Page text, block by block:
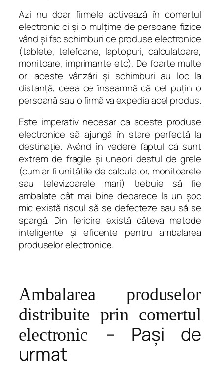
Azi nu doar firmele activează în comertul
electronic ci și o mulțime de persoane fizice
vând și fac schimburi de produse electronice
(tablete, telefoane, laptopuri, calculatoare,
monitoare, imprimante etc). De foarte multe
ori aceste vânzări și schimburi au loc la
distanță, ceea ce înseamnă că cel puțin o
persoană sau o firmă va expedia acel produs.
Este imperativ necesar ca aceste produse
electronice să ajungă în stare perfectă la
destinație. Având în vedere faptul că sunt
extrem de fragile și uneori destul de grele
(cum ar fi unitățile de calculator, monitoarele
sau televizoarele mari) trebuie să fie
ambalate cât mai bine deoarece la un șoc
mic există riscul să se defecteze sau să se
spargă. Din fericire există câteva metode
inteligente și eficente pentru ambalarea
produselor electronice.
Ambalarea produselor
distribuite prin comertul
electronic – Pași de
urmat